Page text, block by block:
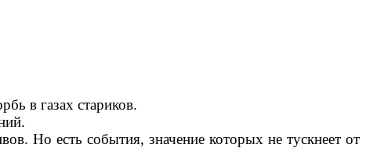
в газах стариков.
Но есть события, значение которых не тускнеет от